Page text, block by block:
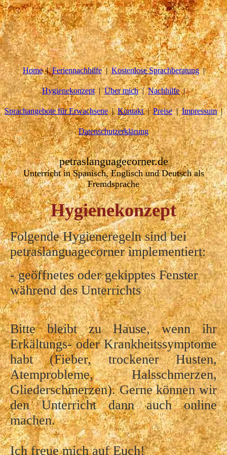
Home Feriennachhilfe Kostenlose Sprachberatung
Hygienekonzept Über mich Nachhilfe
Sprachangebote für Erwachsene Kontakt Preise Impressum
Datenschutzerklärung
petraslanguagecorner.de
Unterricht in Spanisch, Englisch und Deutsch als
Fremdsprache
Hygienekonzept
Folgende Hygieneregeln sind bei
petraslanguagecorner implementiert:
- geöffnetes oder gekipptes Fenster
während des Unterrichts
Bitte bleibt zu Hause, wenn ihr
Erkältungs- oder Krankheitssymptome
habt (Fieber, trockener Husten,
Atemprobleme, Halsschmerzen,
Gliederschmerzen). Gerne können wir
den Unterricht dann auch online
machen.
Ich freue mich auf Euch!